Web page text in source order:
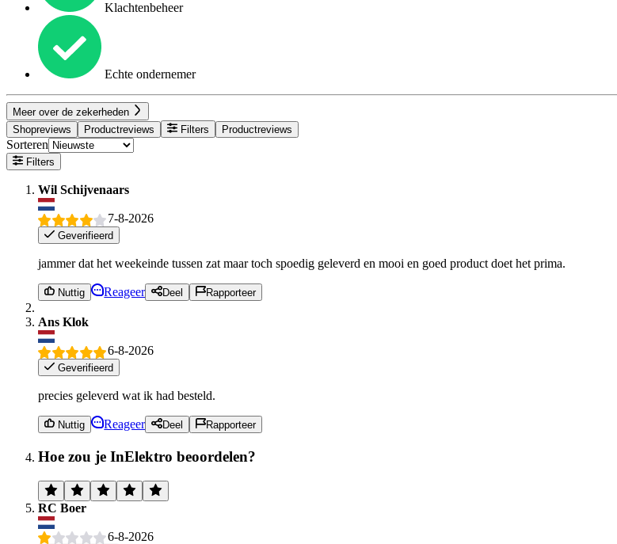
Klachtenbeheer
Echte ondernemer
Meer over de zekerheden
Shopreviews
Productreviews Filters Productreviews
Sorteren
Filters
Wil Schijvenaars
7-8-2026
Geverifieerd
jammer dat het weekeinde tussen zat maar toch spoedig geleverd en mooi en goed product doet het prima.
Nuttig Reageer Deel Rapporteer
Ans Klok
6-8-2026
Geverifieerd
precies geleverd wat ik had besteld.
Nuttig Reageer Deel Rapporteer
Hoe zou je InElektro beoordelen?
RC Boer
6-8-2026